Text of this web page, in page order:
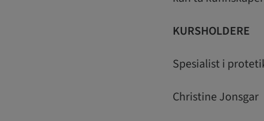
KURSHOLDERE
Spesialist i
Christine Jonsgar